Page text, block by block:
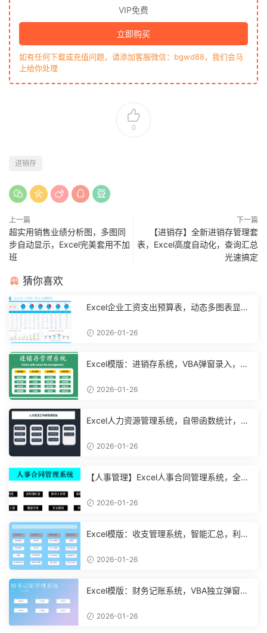
VIP免费
立即购买
如有任何下载或充值问题，请添加客服微信：bgwd88，我们会马
上给你处理
0
进销存
上一篇
超实用销售业绩分析图，多图同
步自动显示，Excel完美套用不加
班
下一篇
【进销存】全新进销存管理套
表，Excel高度自动化，查询汇总
光速搞定
猜你喜欢
Excel企业工资支出预算表，动态多图表显
2026-01-26
Excel模版：进销存系统，VBA弹窗录入，智
2026-01-26
Excel人力资源管理系统，自带函数统计，功
2026-01-26
【人事管理】Excel人事合同管理系统，全函
2026-01-26
Excel模版：收支管理系统，智能汇总，利润
2026-01-26
Excel模版：财务记账系统，VBA独立弹窗，
2026-01-26